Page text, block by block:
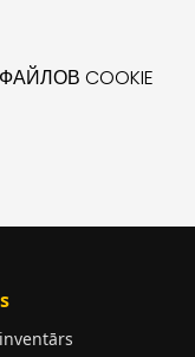
COOKIE